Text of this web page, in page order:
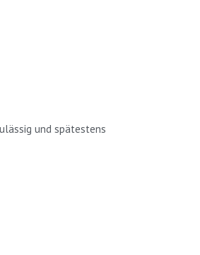
und spätestens